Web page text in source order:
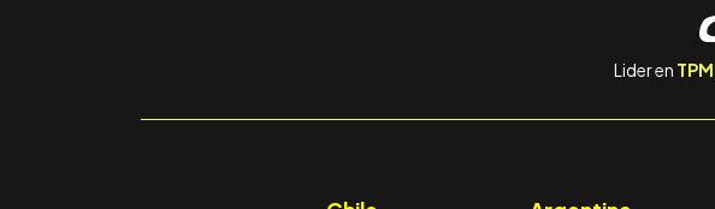
Lider en TPM